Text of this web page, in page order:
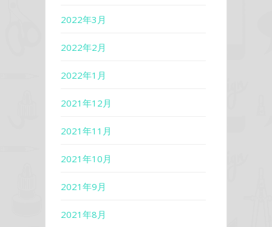
2022年3月
2022年2月
2022年1月
2021年12月
2021年11月
2021年10月
2021年9月
2021年8月